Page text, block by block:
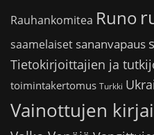
Rauhankomitea Runo
saamelaiset sananvapaus
Tietokirjoittajien ja
toimintakertomus Turkki
Vainottujen